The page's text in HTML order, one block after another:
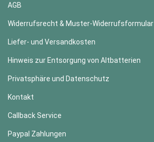
AGB
Widerrufsrecht & Muster-Widerrufsformular
Liefer- und Versandkosten
Hinweis zur Entsorgung von Altbatterien
Privatsphäre und Datenschutz
Kontakt
Callback Service
Paypal Zahlungen